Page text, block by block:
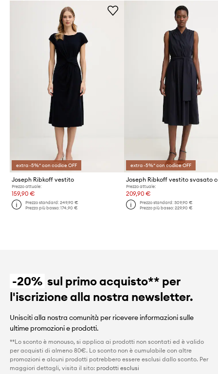
extra -5%* con codice OFF
Joseph Ribkoff vestito
Prezzo attuale:
159,90 €
Prezzo standard:249,90 €
Prezzo più basso:174,90 €
extra -5%* con codice OFF
Prezzo attuale:
209,90 €
Prezzo standard: 309,90 €
Prezzo più basso: 229,90 €
-20% sul primo acquisto** per
l'iscrizione alla nostra newsletter.
Unisciti alla nostra comunità per ricevere informazioni sulle
ultime promozioni e prodotti.
**Lo sconto è monouso, si applica ai prodotti non scontati ed è valido
per acquisti di almeno 80€. Lo sconto non è cumulabile con altre
promozioni e alcuni prodotti potrebbero essere esclusi dallo sconto. Per
maggiori dettagli, visita il sito: prodotti esclusi